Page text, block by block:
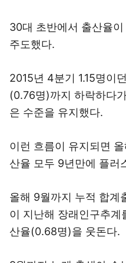
30대 초반에서 출산율
주도했다.
2015년 4분기 1.15명이
(0.76명)까지 하락하다
은 수준을 유지했다.
이런 흐름이 유지되면
산율 모두 9년만에 플러
올해 9월까지 누적 합계
이 지난해 장래인구추계
산율(0.68명)을 웃돈다.